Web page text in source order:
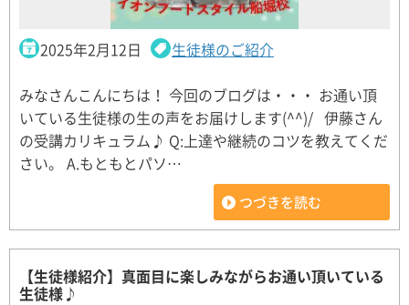
2025年2月12日 生徒様のご紹介
みなさんこんにちは！ 今回のブログは・・・ お通い頂
いている生徒様の生の声をお届けします(^^)/ 伊藤さん
の受講カリキュラム♪ Q:上達や継続のコツを教えてくだ
さい。 A.もともとパソ…
つづきを読む
【生徒様紹介】真面目に楽しみながらお通い頂いている
生徒様♪